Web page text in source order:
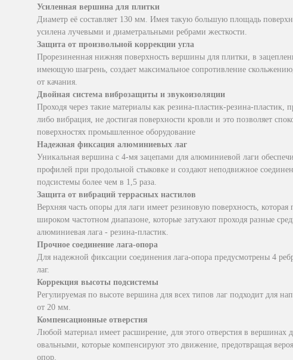
Усиленная вершина для плитки
Диаметр её составляет 130 мм. Имея такую большую площадь
усилена лучевыми и диаметральными ребрами жесткости.
Защита от произвольной коррекции угла
Прорезиненная нижняя поверхность вершины для плитки, в
имеющую шагрень, создает максимальное сопротивление
от качания.
Двойная система виброзащиты и звукоизоляции
Проходя через такие материалы как резина-пластик-резина-пластик,
либо вибрация, не достигая поверхности кровли и это позволяет
поверхностях промышленное оборудование
Надежная фиксация алюминиевых лаг
Уникальная вершина с 4-мя зацепами для алюминиевой лаги
профилей при продольной стыковке и создают неподвижное
подсистемы более чем в 1,5 раза.
Защита от вибраций террасных настилов
Верхняя часть опоры для лаги имеет резиновую поверхность, которая
широком частотном диапазоне, которые затухают проходя разные
алюминиевая лага - резина-пластик.
Прочное соединение лага-опора
Для надежной фиксации соединения лага-опора предусмотрены 4
лаг.
Коррекция высоты подсистемы
Регулируемая по высоте вершина для всех типов лаг подходит для
от 20 мм.
Компенсационные отверстия
Любой материал имеет расширение, для этого отверстия в вершинах
овальными, которые компенсируют это движение, предотвращая
опор.